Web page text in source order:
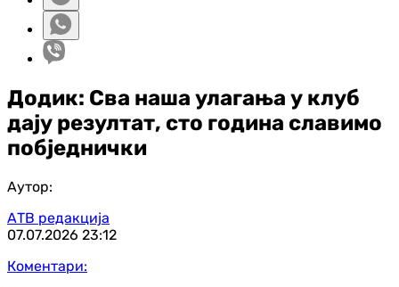
Додик: Сва наша улагања у клуб
дају резултат, сто година славимо
побједнички
Аутор:
АТВ редакција
07.07.2026 23:12
Коментари: